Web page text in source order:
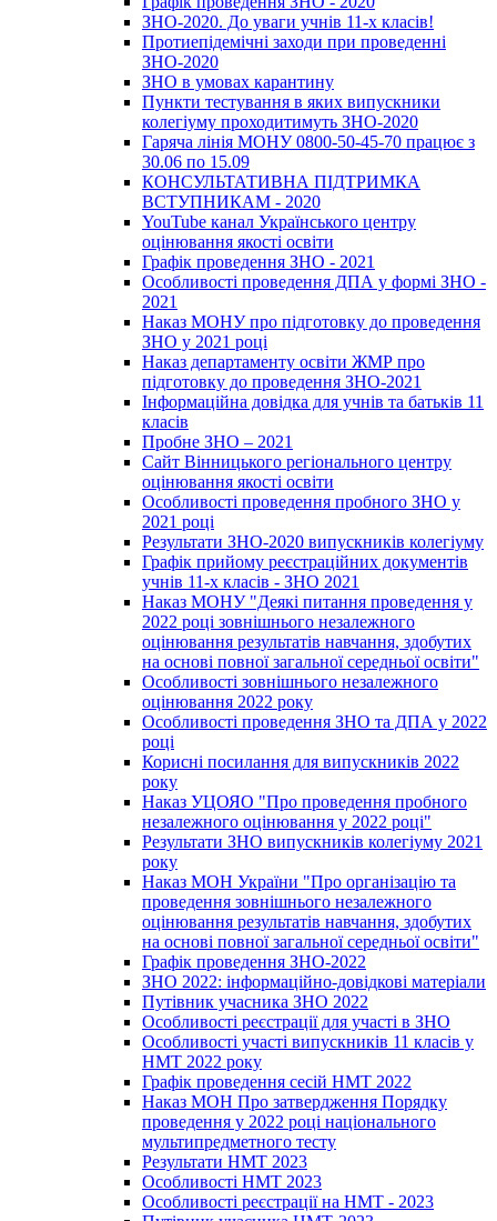
ЗНО-2020. До уваги учнів 11-х класів!
Протиепідемічні заходи при проведенні
ЗНО-2020
ЗНО в умовах карантину
Пункти тестування в яких випускники
колегіуму проходитимуть ЗНО-2020
Гаряча лінія МОНУ 0800-50-45-70 працює з
30.06 по 15.09
КОНСУЛЬТАТИВНА ПІДТРИМКА
ВСТУПНИКАМ - 2020
YouTube канал Українського центру
оцінювання якості освіти
Графік проведення ЗНО - 2021
Особливості проведення ДПА у формі ЗНО -
2021
Наказ МОНУ про підготовку до проведення
ЗНО у 2021 році
Наказ департаменту освіти ЖМР про
підготовку до проведення ЗНО-2021
Інформаційна довідка для учнів та батьків 11
класів
Пробне ЗНО – 2021
Сайт Вінницького регіонального центру
оцінювання якості освіти
Особливості проведення пробного ЗНО у
2021 році
Результати ЗНО-2020 випускників колегіуму
Графік прийому реєстраційних документів
учнів 11-х класів - ЗНО 2021
Наказ МОНУ "Деякі питання проведення у
2022 році зовнішнього незалежного
оцінювання результатів навчання, здобутих
на основі повної загальної середньої освіти"
Особливості зовнішнього незалежного
оцінювання 2022 року
Особливості проведення ЗНО та ДПА у 2022
році
Корисні посилання для випускників 2022
року
Наказ УЦОЯО "Про проведення пробного
незалежного оцінювання у 2022 році"
Результати ЗНО випускників колегіуму 2021
року
Наказ МОН України "Про організацію та
проведення зовнішнього незалежного
оцінювання результатів навчання, здобутих
на основі повної загальної середньої освіти"
Графік проведення ЗНО-2022
ЗНО 2022: інформаційно-довідкові матеріали
Путівник учасника ЗНО 2022
Особливості реєстрації для участі в ЗНО
Особливості участі випускників 11 класів у
НМТ 2022 року
Графік проведення сесій НМТ 2022
Наказ МОН Про затвердження Порядку
проведення у 2022 році національного
мультипредметного тесту
Результати НМТ 2023
Особливості НМТ 2023
Особливості реєстрації на НМТ - 2023